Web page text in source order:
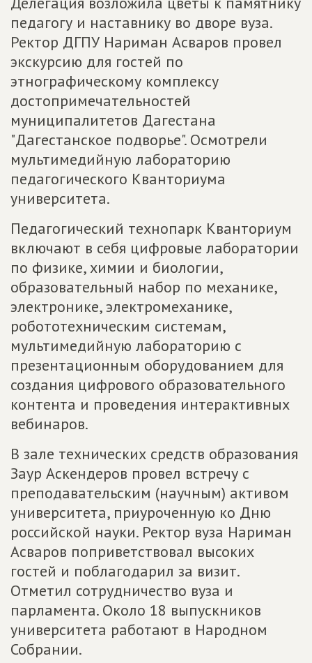
педагогу и наставнику во дворе вуза.
Ректор ДГПУ Нариман Асваров провел
экскурсию для гостей по
этнографическому комплексу
достопримечательностей
муниципалитетов Дагестана
"Дагестанское подворье". Осмотрели
мультимедийную лабораторию
педагогического Кванториума
университета.
Педагогический технопарк Кванториум
включают в себя цифровые лаборатории
по физике, химии и биологии,
образовательный набор по механике,
электронике, электромеханике,
робототехническим системам,
мультимедийную лабораторию с
презентационным оборудованием для
создания цифрового образовательного
контента и проведения интерактивных
вебинаров.
В зале технических средств образования
Заур Аскендеров провел встречу с
преподавательским (научным) активом
университета, приуроченную ко Дню
российской науки. Ректор вуза Нариман
Асваров поприветствовал высоких
гостей и поблагодарил за визит.
Отметил сотрудничество вуза и
парламента. Около 18 выпускников
университета работают в Народном
Собрании.